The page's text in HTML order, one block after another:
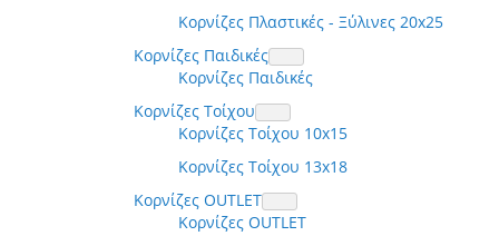
Κορνίζες Πλαστικές - Ξύλινες 20x25
Κορνίζες Παιδικές
Κορνίζες Παιδικές
Κορνίζες Τοίχου
Κορνίζες Τοίχου 10x15
Κορνίζες Τοίχου 13x18
Κορνίζες OUTLET
Κορνίζες OUTLET